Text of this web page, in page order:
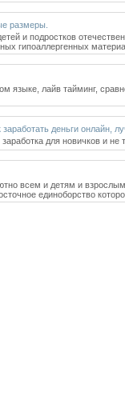
размеры.
и подростков
гипоаллергенных
языке, лайв тайминг,
деньги онлайн,
для новичков и
всем и детям и
единоборство